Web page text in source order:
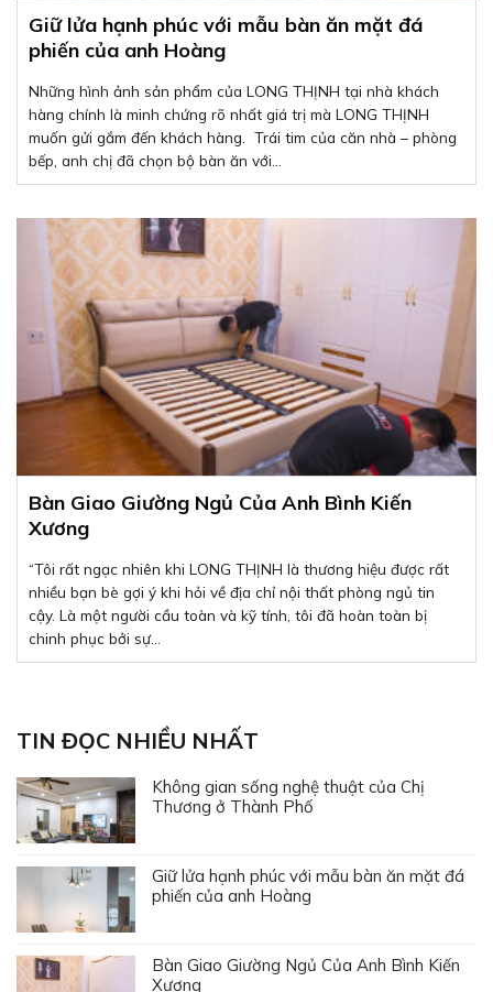
Giữ lửa hạnh phúc với mẫu bàn ăn mặt đá
phiến của anh Hoàng
Những hình ảnh sản phẩm của LONG THỊNH tại nhà khách
hàng chính là minh chứng rõ nhất giá trị mà LONG THỊNH
muốn gửi gắm đến khách hàng. Trái tim của căn nhà – phòng
bếp, anh chị đã chọn bộ bàn ăn với...
Bàn Giao Giường Ngủ Của Anh Bình Kiến
Xương
“Tôi rất ngạc nhiên khi LONG THỊNH là thương hiệu được rất
nhiều bạn bè gợi ý khi hỏi về địa chỉ nội thất phòng ngủ tin
cậy. Là một người cầu toàn và kỹ tính, tôi đã hoàn toàn bị
chinh phục bởi sự...
TIN ĐỌC NHIỀU NHẤT
Không gian sống nghệ thuật của Chị
Thương ở Thành Phố
Giữ lửa hạnh phúc với mẫu bàn ăn mặt đá
phiến của anh Hoàng
Bàn Giao Giường Ngủ Của Anh Bình Kiến
Xương